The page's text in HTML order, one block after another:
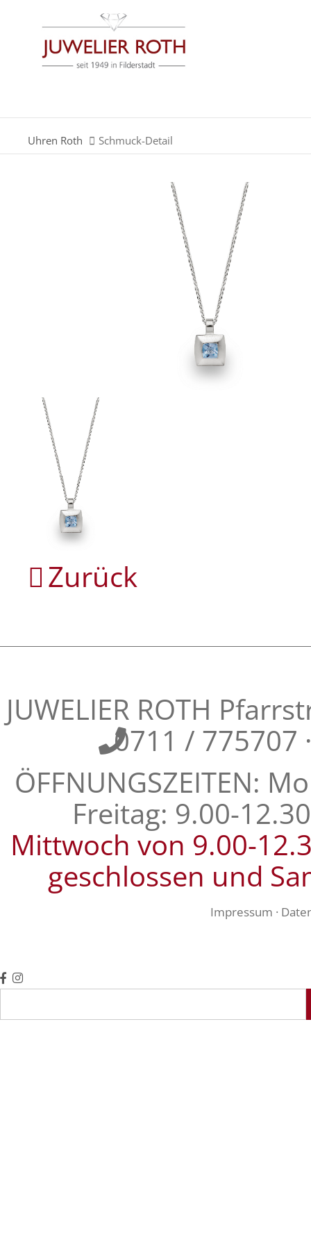
Der Eintrag "offcanvas-col1" existiert leider nicht.
Der Eintrag "offcanvas-col3" existiert leider nicht.
Uhren Roth Schmuck-Detail
Zurück
JUWELIER ROTH
0711 / 775707
ÖFFNUNGSZEITEN:
Freitag: 9.00-
Mittwoch von 9.00-
geschlossen und
Impressum ·